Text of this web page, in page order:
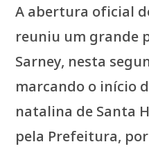
A abertura oficial
reuniu um grande
Sarney, nesta
marcando o início
natalina de Santa
pela Prefeitura,